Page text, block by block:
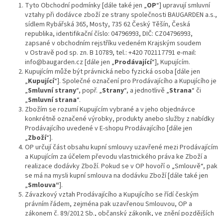
Tyto Obchodní podmínky [dále také jen „OP“] upravují smluvní
vztahy při dodávce zboží ze strany společnosti BAUGARDEN a.s.,
sídlem Rybářská 365, Mosty, 735 62 Český Těšín, Česká
republika, identifikační číslo: 04796993, DIČ: CZ04796993,
zapsané v obchodním rejstříku vedeném Krajským soudem
v Ostravě pod sp. zn. B 10789, tel.: +420 702117791 e-mail:
info@baugarden.cz [dále jen „Prodávající“], Kupujícím.
Kupujícím může být právnická nebo fyzická osoba [dále jen
„Kupující“]. Společné označení pro Prodávajícího a Kupujícího je
„Smluvní strany“, popř. „Strany“, a jednotlivě „Strana“ či
„Smluvní strana“.
Zbožím se rozumí Kupujícím vybrané a v jeho objednávce
konkrétně označené výrobky, produkty anebo služby z nabídky
Prodávajícího uvedené v E-shopu Prodávajícího [dále jen
„Zboží“].
OP určují část obsahu kupní smlouvy uzavřené mezi Prodávajícím
a Kupujícím za účelem převodu vlastnického práva ke Zboží a
realizace dodávky Zboží. Pokud se v OP hovoří o „Smlouvě“, pak
se má na mysli kupní smlouva na dodávku Zboží [dále také jen
„Smlouva“].
Závazkový vztah Prodávajícího a Kupujícího se řídí českým
právním řádem, zejména pak uzavřenou Smlouvou, OP a
zákonem č. 89/2012 Sb., občanský zákoník, ve znění pozdějších